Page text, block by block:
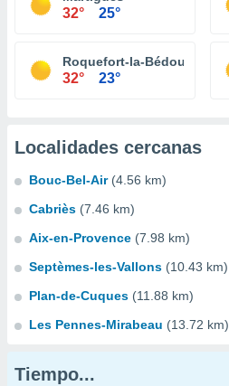
32° 25°
Roquefort-la-Bédoule
32° 23°
Localidades cercanas
Bouc-Bel-Air (4.56 km)
Cabriès (7.46 km)
Aix-en-Provence (7.98 km)
Septèmes-les-Vallons (10.43 km)
Plan-de-Cuques (11.88 km)
Les Pennes-Mirabeau (13.72 km)
Tiempo...